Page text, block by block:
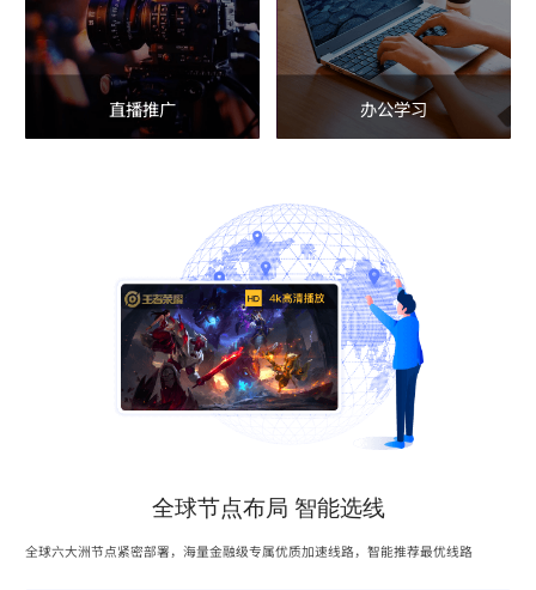
直播推广 办公学习
全球节点布局 智能选线
全球六大洲节点紧密部署，海量金融级专属优质加速线路，智能推荐最优线路